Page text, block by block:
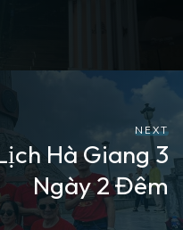
NEXT
Hà Giang 3
Ngày 2 Đêm